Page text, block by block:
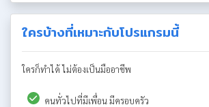
ใครบ้างที่เหมาะกับโปรแกรมนี้
ใครก็ทำได้ ไม่ต้องเป็นมืออาชีพ
คนทั่วไปที่มีเพื่อน มีครอบครัว